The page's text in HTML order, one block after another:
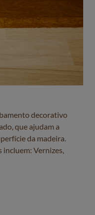
decorativo
que ajudam a
da madeira.
Vernizes,